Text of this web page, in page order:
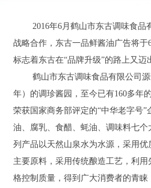
2016年6月鹤山市东古调味食品
战略合作，东古一品鲜酱油广告将于
标志着东古在“品牌升级”的路上又迈
鹤山市东古调味食品有限公司源
年）的调珍酱园，至今已有160多年
荣获国家商务部评定的“中华老字号
油、腐乳、食醋、蚝油、调味料七
列产品以天然山泉水为水源，采用
主要原料，采用传统酿造工艺，利
格控制质量，得到广大消费者的青